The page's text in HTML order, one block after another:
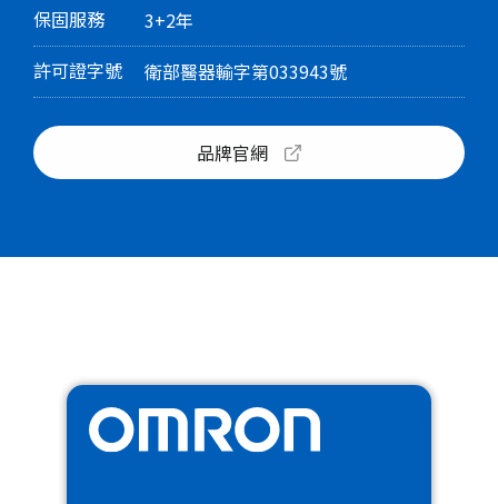
保固服務
3+2年
許可證字號
衛部醫器輸字第033943號
品牌官網